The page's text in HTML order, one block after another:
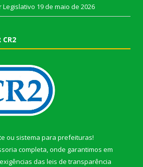
Legislativo 19 de maio de 2026
CR2
ou sistema para prefeituras!
completa, onde garantimos em
das leis de transparência